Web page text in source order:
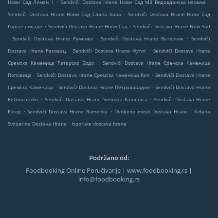
Нови Сад Лиман 1 Sendviči Dostava Hrane Нови Сад МЗ Видовданско насеље
Sendviči Dostava Hrane Нови Сад Слана бара . Sendviči Dostava Hrane Нови Сад
Горње ливаде . Sendviči Dostava Hrane Нови Сад . Sendviči Dostava Hrane Novi Sad
. Sendviči Dostava Hrane Руменка . Sendviči Dostava Hrane Ветерник . Sendviči
Dostava Hrane Раковац . Sendviči Dostava Hrane Футог . Sendviči Dostava Hrane
Сремска Каменица Татарско Брдо
. Sendviči Dostava Hrane Сремска Каменица
Поповица . Sendviči Dostava Hrane Сремска Каменица Кип . Sendviči Dostava Hrane
Сремска Каменица . Sendviči Dostava Hrane Петроварадин . Sendviči Dostava Hrane
Petrovaradin . Sendviči Dostava Hrane Sremska Kamenica . Sendviči Dostava Hrane
Futog . Sendviči Dostava Hrane Rumenka . Dimljeno meso Dostava Hrane . Kidana
Svinjetina Dostava Hrane . Isporuke dostava hrane
Podržano od:
Foodbooking Online Poručivanje | www.foodbooking.rs |
info@foodbooking.rs